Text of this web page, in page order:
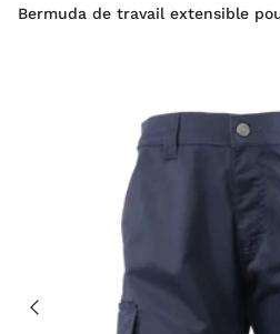
Bermuda de travail extensible